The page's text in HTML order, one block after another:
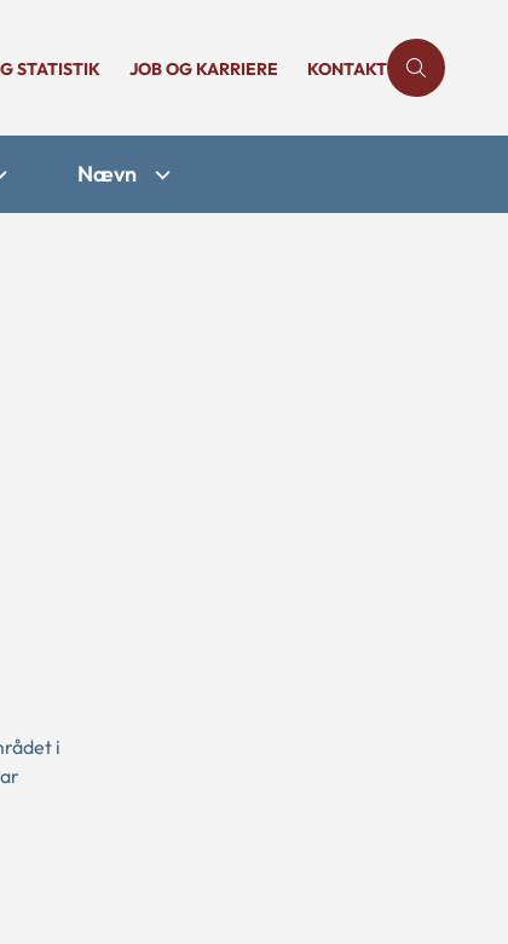
STATISTIK JOB OG KARRIERE KONTAKT
Nævn
i